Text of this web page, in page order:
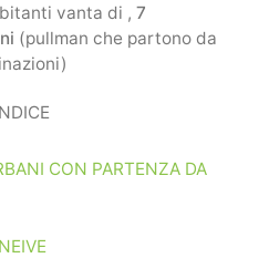
vanta di , 7
(pullman che partono da
CON PARTENZA DA